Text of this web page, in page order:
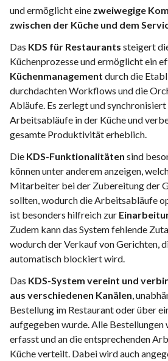
und ermöglicht eine zweiwegige
zwischen der Küche und dem
Das KDS für Restaurants steigert
Küchenprozesse und ermöglicht ein
Küchenmanagement durch die
durchdachten Workflows und die
Abläufe. Es zerlegt und
Arbeitsabläufe in der Küche und
gesamte Produktivität erheblich.
Die KDS-Funktionalitäten sind
können unter anderem anzeigen,
Mitarbeiter bei der Zubereitung der
sollten, wodurch die Arbeitsabläufe
ist besonders hilfreich zur
Zudem kann das System fehlende
wodurch der Verkauf von Gerichten,
automatisch blockiert wird.
Das KDS-System vereint und
aus verschiedenen Kanälen ,
Bestellung im Restaurant oder über
aufgegeben wurde. Alle Bestellungen
erfasst und an die entsprechenden
Küche verteilt. Dabei wird auch